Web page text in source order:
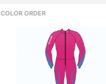
COLOR ORDER